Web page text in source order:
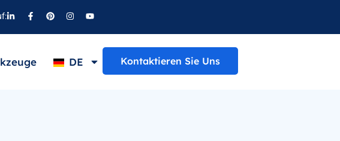
DE Kontaktieren Sie Uns